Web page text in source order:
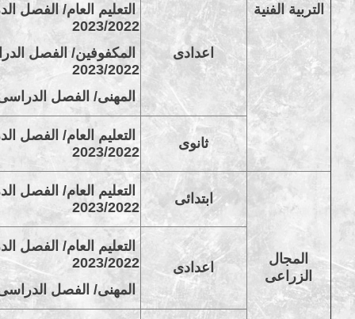
التربية الفنية
اعدادى
التعليم العام/ الفصل
2023/2022
المكفوفين/ الفصل
2023/2022
المهنى/ الفصل الدراسى
ثانوى
التعليم العام/ الفصل
2023/2022
المجال
الزراعى
ابتدائى
التعليم العام/ الفصل
2023/2022
اعدادى
التعليم العام/ الفصل
2023/2022
المهنى/ الفصل الدراسى